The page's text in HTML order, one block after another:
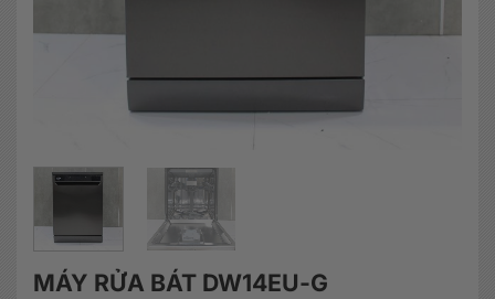
MÁY RỬA BÁT DW14EU-G